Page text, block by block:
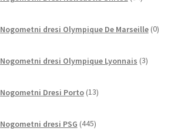
izdelkov
Nogometni dresi Olympique De Marseille 0
Nogometni dresi Olympique Lyonnais 3izdelki
Nogometni Dresi Porto 13izdelkov
Nogometni dresi PSG 445izdelkov